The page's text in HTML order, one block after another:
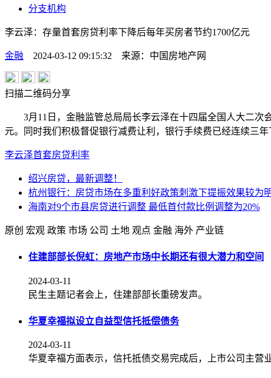
分支机构
李云泽：存量首套房贷利率下降后每年买房者节约1700亿元
金融 2024-03-12 09:15:32 来源： 中国房地产网
扫描二维码分享
3月11日，金融监管总局局长李云泽在十四届全国人大二次
元。同时我们积极督促银行减费让利，银行手续费已经连续三
李云泽首套房贷利率
绍兴房贷，最新调整！
杭州银行：房贷市场在多重利好政策刺激下提振效果较为
海南对9个市县房贷进行调整 最低首付款比例调整为20%
原创 宏观 政策 市场 公司 土地 观点 金融 海外 产业链
住建部部长倪虹：房地产市场中长期还有很大潜力和空间
2024-03-11
民生主题记者会上，住建部部长重磅发声。
华夏幸福拟设立自益型信托抵偿债务
2024-03-11
华夏幸福方面表示，信托抵债交易完成后，上市公司主营